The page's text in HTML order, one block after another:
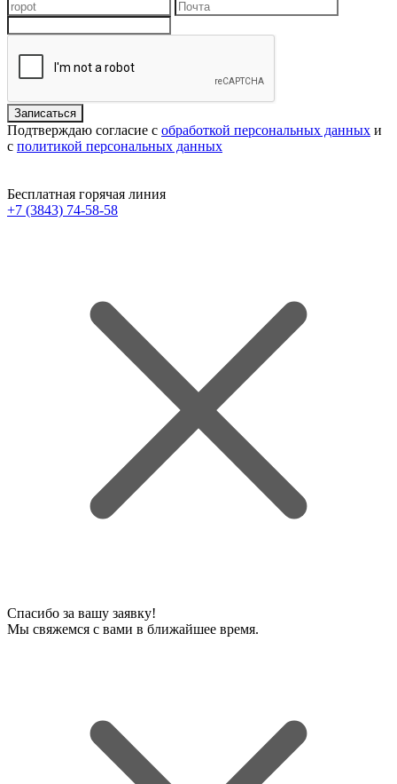
Подтверждаю согласие с обработкой персональных данных и
с политикой персональных данных
Бесплатная горячая линия
+7 (3843) 74-58-58
Спасибо за вашу заявку!
Мы свяжемся с вами в ближайшее время.